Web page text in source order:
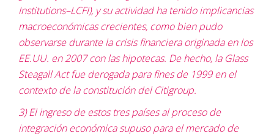
Institutions–LCFI), y su actividad ha tenido implicancias
macroeconómicas crecientes, como bien pudo
observarse durante la crisis financiera originada en los
EE.UU. en 2007 con las hipotecas. De hecho, la Glass
Steagall Act fue derogada para fines de 1999 en el
contexto de la constitución del Citigroup.
3) El ingreso de estos tres países al proceso de
integración económica supuso para el mercado de